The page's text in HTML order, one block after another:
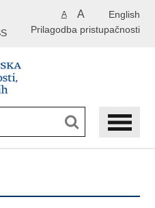
English
A A
Prilagodba pristupačnosti